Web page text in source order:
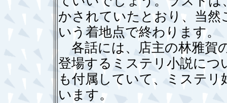
かされていたとおり、当
いう着地点で終わります。
各話には、店主の林雅賀
登場するミステリ小説につ
も付属していて、ミステ
います。